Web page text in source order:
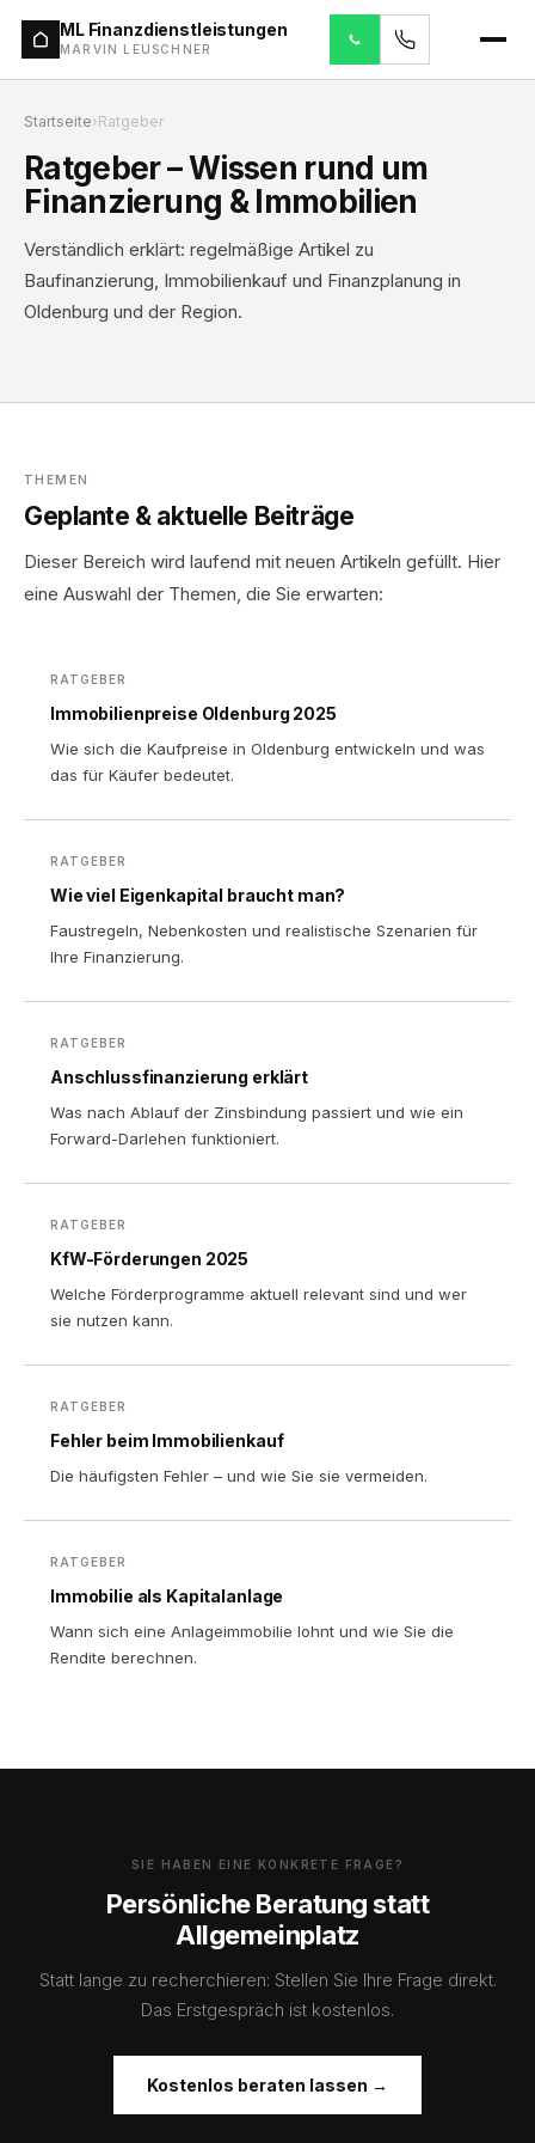
ML Finanzdienstleistungen
MARVIN LEUSCHNER
Startseite›Ratgeber
Ratgeber – Wissen rund um
Finanzierung & Immobilien
Verständlich erklärt: regelmäßige Artikel zu
Baufinanzierung, Immobilienkauf und Finanzplanung in
Oldenburg und der Region.
THEMEN
Geplante & aktuelle Beiträge
Dieser Bereich wird laufend mit neuen Artikeln gefüllt. Hier
eine Auswahl der Themen, die Sie erwarten:
RATGEBER
Immobilienpreise Oldenburg 2025
Wie sich die Kaufpreise in Oldenburg entwickeln und was
das für Käufer bedeutet.
RATGEBER
Wie viel Eigenkapital braucht man?
Faustregeln, Nebenkosten und realistische Szenarien für
Ihre Finanzierung.
RATGEBER
Anschlussfinanzierung erklärt
Was nach Ablauf der Zinsbindung passiert und wie ein
Forward-Darlehen funktioniert.
RATGEBER
KfW-Förderungen 2025
Welche Förderprogramme aktuell relevant sind und wer
sie nutzen kann.
RATGEBER
Fehler beim Immobilienkauf
Die häufigsten Fehler – und wie Sie sie vermeiden.
RATGEBER
Immobilie als Kapitalanlage
Wann sich eine Anlageimmobilie lohnt und wie Sie die
Rendite berechnen.
SIE HABEN EINE KONKRETE FRAGE?
Persönliche Beratung statt
Allgemeinplatz
Statt lange zu recherchieren: Stellen Sie Ihre Frage direkt.
Das Erstgespräch ist kostenlos.
Kostenlos beraten lassen →